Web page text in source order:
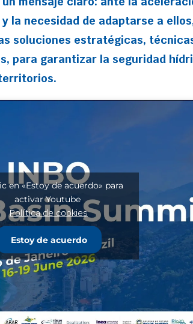
la necesidad de adaptarse a
soluciones estratégicas,
para garantizar la seguridad
en «Estoy de acuerdo» para
activar Youtube
Política de cookies
Estoy de acuerdo